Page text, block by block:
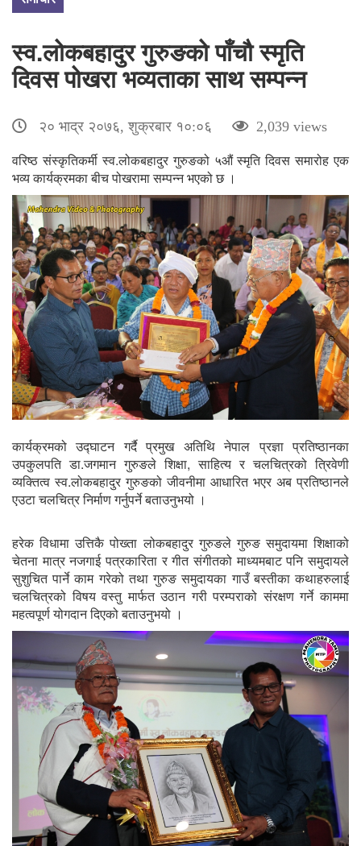
स्व.लोकबहादुर गुरुङको पाँचौ स्मृति
दिवस पोखरा भव्यताका साथ सम्पन्न
२० भाद्र २०७६, शुक्रबार १०:०६ 2,039 views
वरिष्ठ संस्कृतिकर्मी स्व.लोकबहादुर गुरुङको ५औं स्मृति दिवस समारोह एक
भव्य कार्यक्रमका बीच पोखरामा सम्पन्न भएको छ ।
कार्यक्रमको उद्घाटन गर्दै प्रमुख अतिथि नेपाल प्रज्ञा प्रतिष्ठानका
उपकुलपति डा.जगमान गुरुङले शिक्षा, साहित्य र चलचित्रको त्रिवेणी
व्यक्तित्व स्व.लोकबहादुर गुरुङको जीवनीमा आधारित भएर अब प्रतिष्ठानले
एउटा चलचित्र निर्माण गर्नुपर्ने बताउनुभयो ।
हरेक विधामा उत्तिकै पोख्ता लोकबहादुर गुरुङले गुरुङ समुदायमा शिक्षाको
चेतना मात्र नजगाई पत्रकारिता र गीत संगीतको माध्यमबाट पनि समुदायले
सुशुचित पार्ने काम गरेको तथा गुरुङ समुदायका गाउँ बस्तीका कथाहरुलाई
चलचित्रको विषय वस्तु मार्फत उठान गरी परम्पराको संरक्षण गर्ने काममा
महत्वपूर्ण योगदान दिएको बताउनुभयो ।